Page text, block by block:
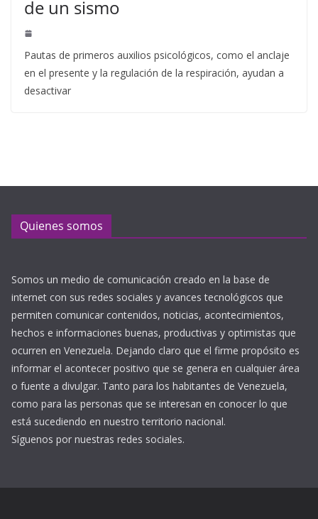
de un sismo
Pautas de primeros auxilios psicológicos, como el anclaje
en el presente y la regulación de la respiración, ayudan a
desactivar
Quienes somos
Somos un medio de comunicación creado en la base de
internet con sus redes sociales y avances tecnológicos que
permiten comunicar contenidos, noticias, acontecimientos,
hechos e informaciones buenas, productivas y optimistas que
ocurren en Venezuela. Dejando claro que el firme propósito es
informar el acontecer positivo que se genera en cualquier área
o fuente a divulgar. Tanto para los habitantes de Venezuela,
como para las personas que se interesan en conocer lo que
está sucediendo en nuestro territorio nacional.
Síguenos por nuestras redes sociales.